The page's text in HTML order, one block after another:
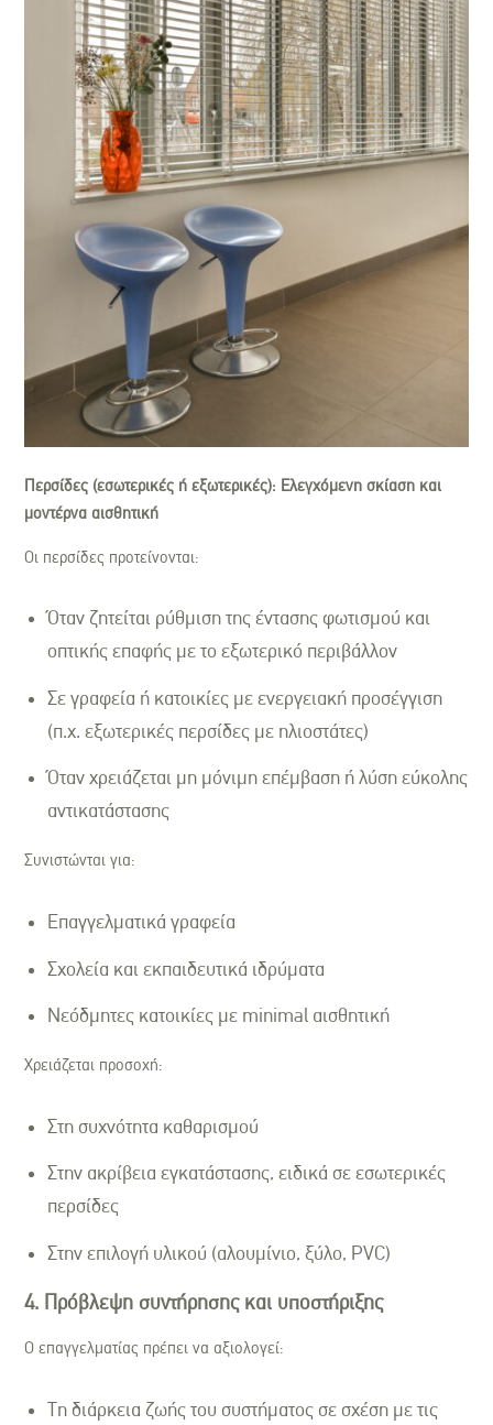
Περσίδες (εσωτερικές ή εξωτερικές): Ελεγχόμενη σκίαση και
μοντέρνα αισθητική
Οι περσίδες προτείνονται:
Όταν ζητείται ρύθμιση της έντασης φωτισμού και
οπτικής επαφής με το εξωτερικό περιβάλλον
Σε γραφεία ή κατοικίες με ενεργειακή προσέγγιση
(π.χ. εξωτερικές περσίδες με ηλιοστάτες)
Όταν χρειάζεται μη μόνιμη επέμβαση ή λύση εύκολης
αντικατάστασης
Συνιστώνται για:
Επαγγελματικά γραφεία
Σχολεία και εκπαιδευτικά ιδρύματα
Νεόδμητες κατοικίες με minimal αισθητική
Χρειάζεται προσοχή:
Στη συχνότητα καθαρισμού
Στην ακρίβεια εγκατάστασης, ειδικά σε εσωτερικές
περσίδες
Στην επιλογή υλικού (αλουμίνιο, ξύλο, PVC)
4. Πρόβλεψη συντήρησης και υποστήριξης
Ο επαγγελματίας πρέπει να αξιολογεί:
Τη διάρκεια ζωής του συστήματος σε σχέση με τις